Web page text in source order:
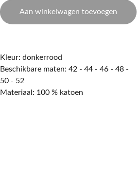
Aan winkelwagen toevoegen
Kleur: donkerrood
Beschikbare maten: 42 - 44 - 46 - 48 -
50 - 52
Materiaal: 100 % katoen